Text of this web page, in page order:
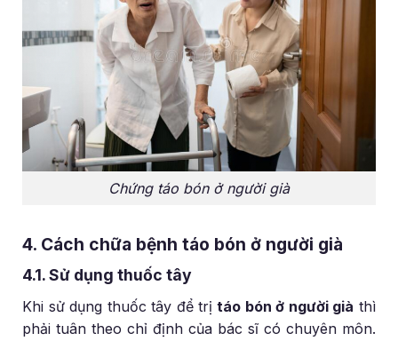
Chứng táo bón ở người già
4. Cách chữa bệnh táo bón ở người già
4.1. Sử dụng thuốc tây
Khi sử dụng thuốc tây để trịtáo bón ở người già thì
phải tuân theo chỉ định của bác sĩ có chuyên môn.